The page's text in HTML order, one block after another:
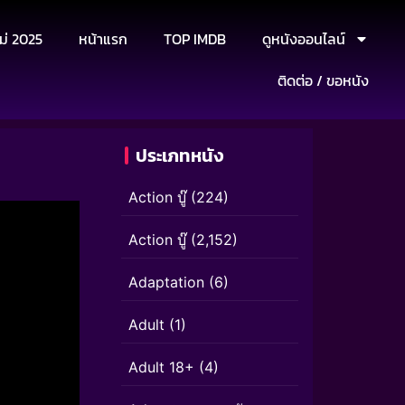
2025 หน้าแรก TOP IMDB
ดูหนังออนไลน์
ติดต่อ / ขอหนัง
ประเภทหนัง
Action บู๊(224)
Action บู๊(2,152)
Adaptation (6)
Adult (1)
Adult 18+ (4)